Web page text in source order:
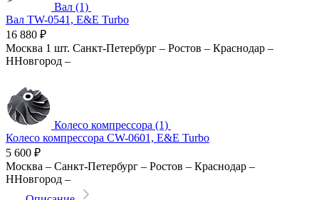
Вал (1)
Вал TW-0541, E&E Turbo
16 880 ₽
Москва 1 шт. Санкт-Петербург – Ростов – Краснодар –
ННовгород –
Колесо компрессора (1)
Колесо компрессора CW-0601, E&E Turbo
5 600 ₽
Москва – Санкт-Петербург – Ростов – Краснодар –
ННовгород –